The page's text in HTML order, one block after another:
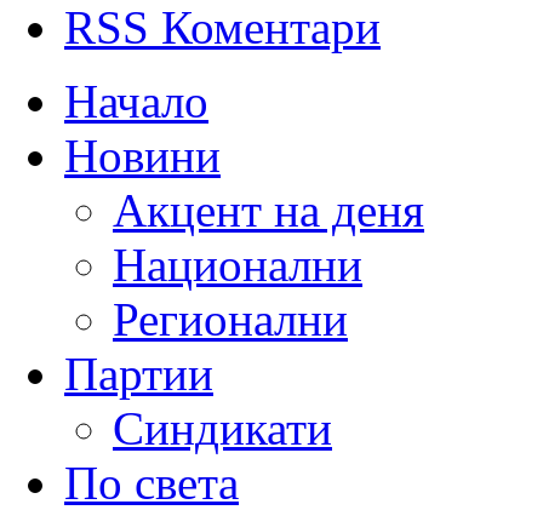
RSS Коментари
Начало
Новини
Акцент на деня
Национални
Регионални
Партии
Синдикати
По света